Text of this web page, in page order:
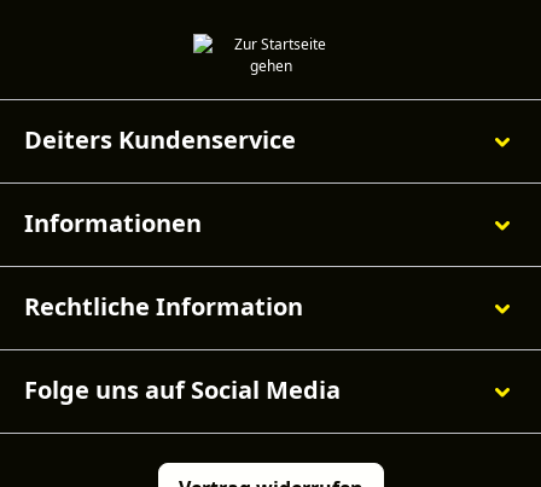
Deiters Kundenservice
Informationen
Rechtliche Information
Folge uns auf Social Media